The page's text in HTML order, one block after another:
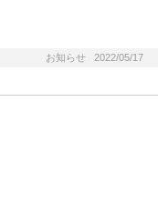
お知らせ 2022/05/17